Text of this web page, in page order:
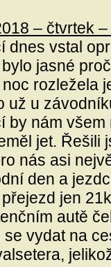
– čtvrtek
dnes vstal
jasné
rozležela
už u
by nám všem
jet. Řešili
nás asi
den a
jen
autě
se vydat na